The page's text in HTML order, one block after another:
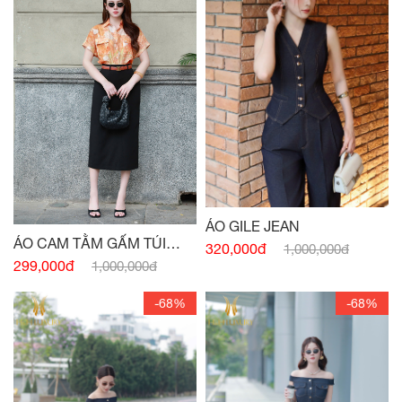
ÁO CAM TẰM GẤM TÚI
NGỰC
299,000đ 1,000,000đ
ÁO GILE JEAN
320,000đ
1,000,000đ
-68% -68%